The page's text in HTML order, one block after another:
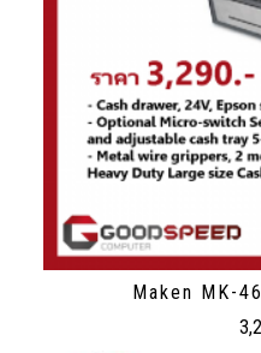
Maken MK-